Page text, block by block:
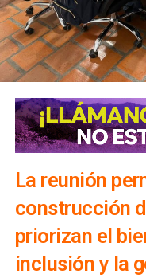
La reunión
construcción
priorizan el
inclusión y la